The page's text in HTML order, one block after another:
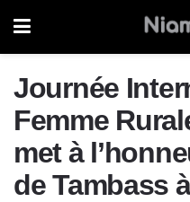
Journée
Femme
met à
de Tambass